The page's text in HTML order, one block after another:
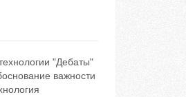
"Дебаты"
важности